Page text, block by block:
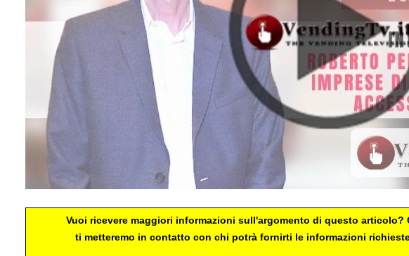
Vuoi ricevere maggiori informazioni sull'argomento di questo
ti metteremo in contatto con chi potrà fornirti le informazioni